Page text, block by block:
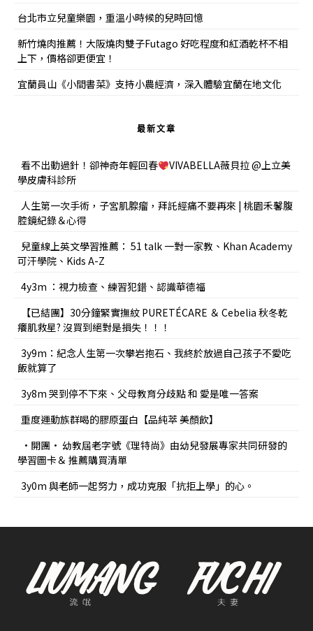
台北市立兒童樂園，重溫小時候的兒時回憶
新竹燒肉推薦！大阪燒肉雙子Futago 好吃程度和紅酒乾杯不相
上下，價格卻更便宜！
宜蘭員山《小間書菜》支持小農經濟，深入體驗宜蘭在地文化
最新文章
看不出動過針！卻神奇年輕回春
VIVABELLA薇貝拉 @上立美
學皮膚科診所
人生第一次手術，子宮肌腺瘤，拜託經痛不要再來 | 桃園禾馨腹
腔鏡紀錄＆心得
兒童線上英文學習推薦： 51 talk 一對一家教、Khan Academy
可汗學院、Kids A-Z
4y3m ：視力檢查、練習犯錯、認識華德福
【已結團】30分鐘緊實撫紋 PURETÉCARE ＆ Cebelia 秋冬乾
癢肌救星? 沒買到絕對是損失！！！
3y9m：紀念人生第一次攀岩抱石、我終於放過自己孩子不愛吃
飯就算了
3y8m 哭到停不下來、父母教育分歧點 和 愛是唯一答案
重度運動族群喝的膠原蛋白【品純萃 美顏飲】
•開團• 幼教屆老字號《理特尚》由幼兒發展專家共同研發的
學習圖卡＆ 推薦購買清單
3y0m 與老師一起努力，成功克服「抗拒上學」的心。